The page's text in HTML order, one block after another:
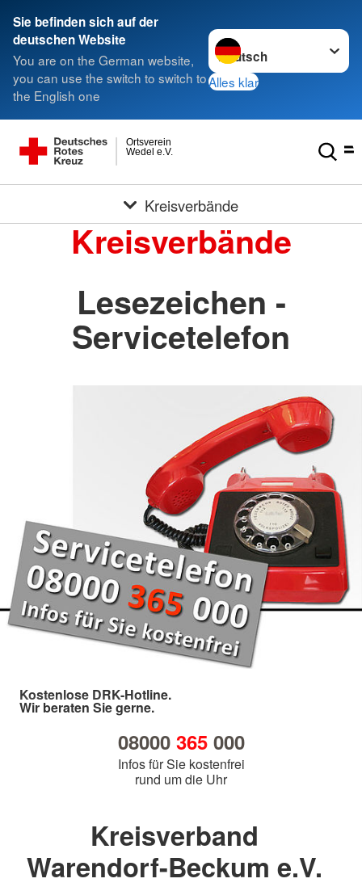
Sie befinden sich auf der
deutschen Website
You are on the German website,
you can use the switch to switch to
the English one
Sprache wechseln zu
Alles klar
Wedel e.V.
Ortsverein
Kreisverbände
Kreisverbände
Lesezeichen -
Servicetelefon
Kostenlose DRK-Hotline.
Wir beraten Sie gerne.
08000 365000
Infos für Sie kostenfrei
rund um die Uhr
Kreisverband
Warendorf-Beckum e.V.